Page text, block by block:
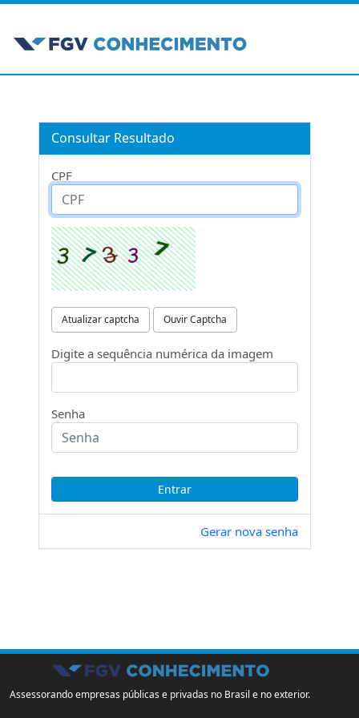
Consultar Resultado
CPF
Atualizar captcha Ouvir Captcha
Digite a sequência numérica da imagem
Senha
Gerar nova senha
Assessorando empresas públicas e privadas no Brasil e no exterior.